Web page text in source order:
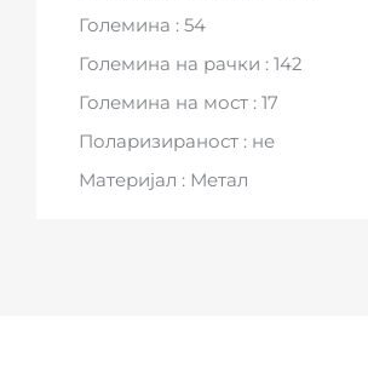
Големина : 54
Големина на рачки : 142
Големина на мост : 17
Поларизираност : не
Материјал : Метал